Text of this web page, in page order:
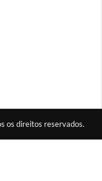
os direitos reservados.